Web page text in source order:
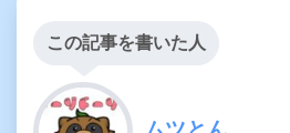
この記事を書いた人